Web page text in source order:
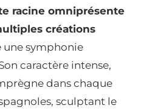
racine omniprésente
créations
une symphonie
caractère intense,
dans chaque
sculptant le